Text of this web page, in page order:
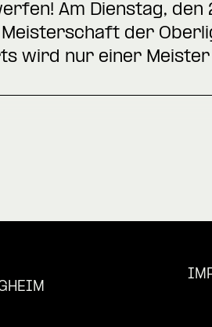
Am Dienstag,
der
wird nur einer